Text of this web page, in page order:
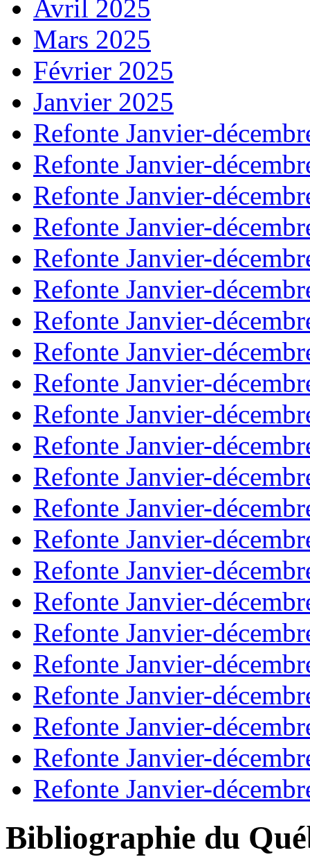
Avril 2025
Mars 2025
Février 2025
Janvier 2025
Refonte Janvier-
Refonte Janvier-
Refonte Janvier-
Refonte Janvier-
Refonte Janvier-
Refonte Janvier-
Refonte Janvier-
Refonte Janvier-
Refonte Janvier-
Refonte Janvier-
Refonte Janvier-
Refonte Janvier-
Refonte Janvier-
Refonte Janvier-
Refonte Janvier-
Refonte Janvier-
Refonte Janvier-
Refonte Janvier-
Refonte Janvier-
Refonte Janvier-
Refonte Janvier-
Refonte Janvier-
Bibliographie du